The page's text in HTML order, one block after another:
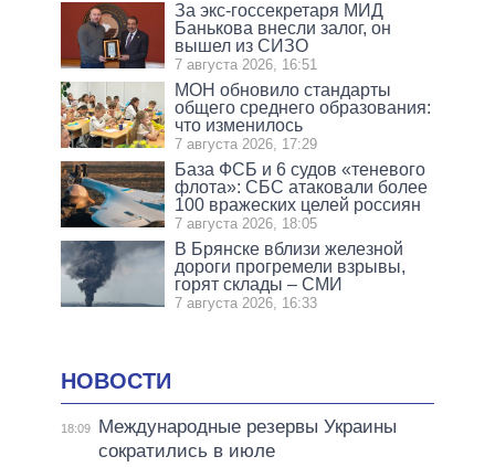
За экс-госсекретаря МИД
Банькова внесли залог, он
вышел из СИЗО
7 августа 2026, 16:51
МОН обновило стандарты
общего среднего образования:
что изменилось
7 августа 2026, 17:29
База ФСБ и 6 судов «теневого
флота»: СБС атаковали более
100 вражеских целей россиян
7 августа 2026, 18:05
В Брянске вблизи железной
дороги прогремели взрывы,
горят склады – СМИ
7 августа 2026, 16:33
НОВОСТИ
18:09
Международные резервы Украины
сократились в июле